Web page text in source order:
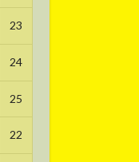
23
24
25
22